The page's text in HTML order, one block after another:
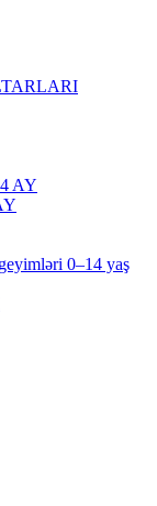
AY
0–14 yaş